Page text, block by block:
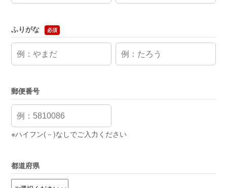
ふりがな 必須
郵便番号
※ハイフン(－)なしでご入力ください
都道府県